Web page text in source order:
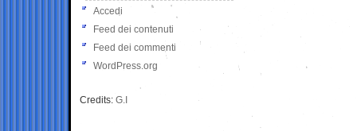
Accedi
Feed dei contenuti
Feed dei commenti
WordPress.org
Credits: G.I